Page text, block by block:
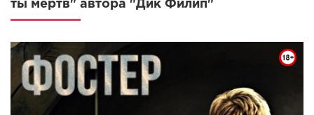
ты мертв" автора "Дик Филип"